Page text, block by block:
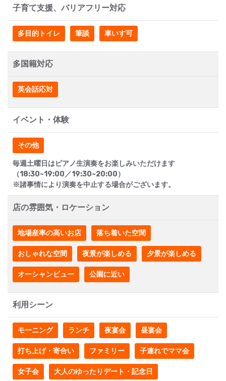
子育て支援、バリアフリー対応
多目的トイレ 筆談 車いす可
多国籍対応
英会話応対
イベント・体験
その他
毎週土曜日はピアノ生演奏をお楽しみいただけます
（18:30~19:00／19:30~20:00）
※諸事情により演奏を中止する場合がございます。
店の雰囲気・ロケーション
地場産率の高いお店 落ち着いた空間
おしゃれな空間 夜景が楽しめる 夕景が楽しめる
オーシャンビュー 公園に近い
利用シーン
モーニング ランチ 夜宴会 昼宴会
打ち上げ・寄合い ファミリー 子連れでママ会
女子会 大人のゆったりデート・記念日